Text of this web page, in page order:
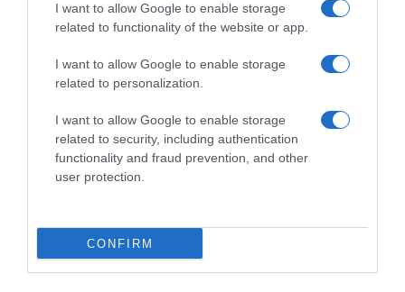
I want to allow Google to enable storage
related to functionality of the website or app.
I want to allow Google to enable storage
related to personalization.
I want to allow Google to enable storage
related to security, including authentication
functionality and fraud prevention, and other
user protection.
CONFIRM